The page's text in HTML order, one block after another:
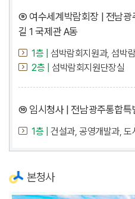
⑨ 여수세계박람회장 | 전남광
길 1 국제관 A동
1층 |
섬박람회지원과, 섬박
2층 |
섬박람회지원단장실
⑩ 임시청사 | 전남광주통합특
1층 | 건설과, 공영개발과,
본청사